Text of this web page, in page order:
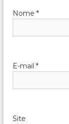
Nome*
E-mail*
Site